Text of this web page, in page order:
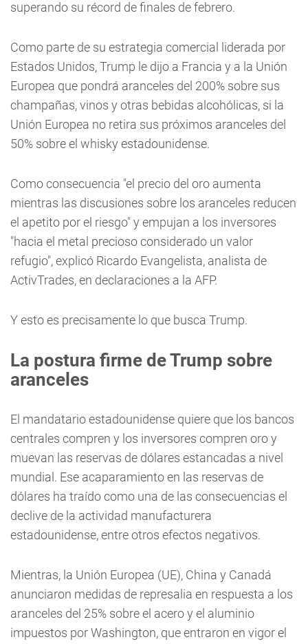
superando su récord de finales de febrero.
Como parte de su estrategia comercial liderada por
Estados Unidos, Trump le dijo a Francia y a la Unión
Europea que pondrá aranceles del 200% sobre sus
champañas, vinos y otras bebidas alcohólicas, si la
Unión Europea no retira sus próximos aranceles del
50% sobre el whisky estadounidense.
Como consecuencia "el precio del oro aumenta
mientras las discusiones sobre los aranceles reducen
el apetito por el riesgo" y empujan a los inversores
"hacia el metal precioso considerado un valor
refugio", explicó Ricardo Evangelista, analista de
ActivTrades, en declaraciones a la AFP.
Y esto es precisamente lo que busca Trump.
La postura firme de Trump sobre
aranceles
El mandatario estadounidense quiere que los bancos
centrales compren y los inversores compren oro y
muevan las reservas de dólares estancadas a nivel
mundial. Ese acaparamiento en las reservas de
dólares ha traído como una de las consecuencias el
declive de la actividad manufacturera
estadounidense, entre otros efectos negativos.
Mientras, la Unión Europea (UE), China y Canadá
anunciaron medidas de represalia en respuesta a los
aranceles del 25% sobre el acero y el aluminio
impuestos por Washington, que entraron en vigor el